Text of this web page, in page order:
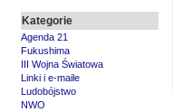
Kategorie
Agenda 21
Fukushima
III Wojna Światowa
Linki i e-maile
Ludobójstwo
NWO